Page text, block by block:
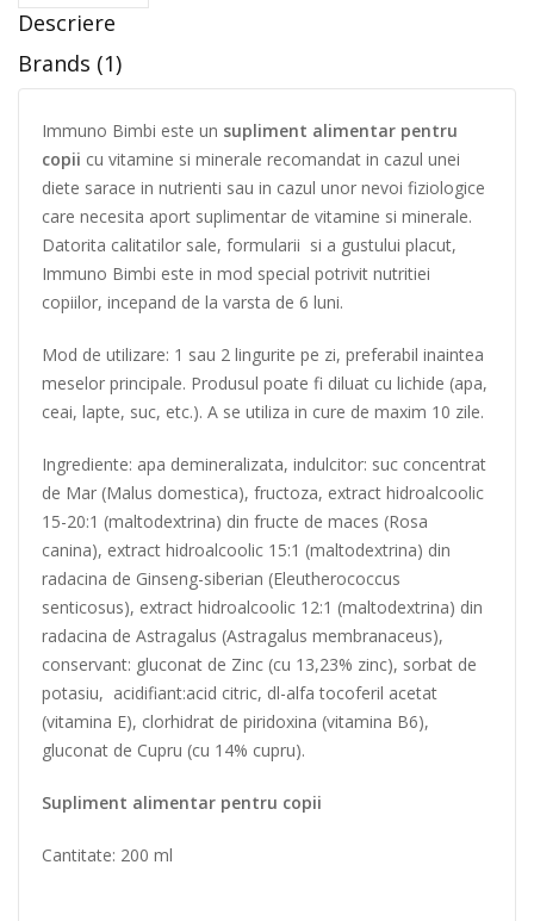
Descriere
Brands (1)
Immuno Bimbi este un supliment alimentar pentru
copii cu vitamine si minerale recomandat in cazul unei
diete sarace in nutrienti sau in cazul unor nevoi fiziologice
care necesita aport suplimentar de vitamine si minerale.
Datorita calitatilor sale, formularii si a gustului placut,
Immuno Bimbi este in mod special potrivit nutritiei
copiilor, incepand de la varsta de 6 luni.
Mod de utilizare: 1 sau 2 lingurite pe zi, preferabil inaintea
meselor principale. Produsul poate fi diluat cu lichide (apa,
ceai, lapte, suc, etc.). A se utiliza in cure de maxim 10 zile.
Ingrediente: apa demineralizata, indulcitor: suc concentrat
de Mar (Malus domestica), fructoza, extract hidroalcoolic
15-20:1 (maltodextrina) din fructe de maces (Rosa
canina), extract hidroalcoolic 15:1 (maltodextrina) din
radacina de Ginseng-siberian (Eleutherococcus
senticosus), extract hidroalcoolic 12:1 (maltodextrina) din
radacina de Astragalus (Astragalus membranaceus),
conservant: gluconat de Zinc (cu 13,23% zinc), sorbat de
potasiu, acidifiant:acid citric, dl-alfa tocoferil acetat
(vitamina E), clorhidrat de piridoxina (vitamina B6),
gluconat de Cupru (cu 14% cupru).
Supliment alimentar pentru copii
Cantitate: 200 ml